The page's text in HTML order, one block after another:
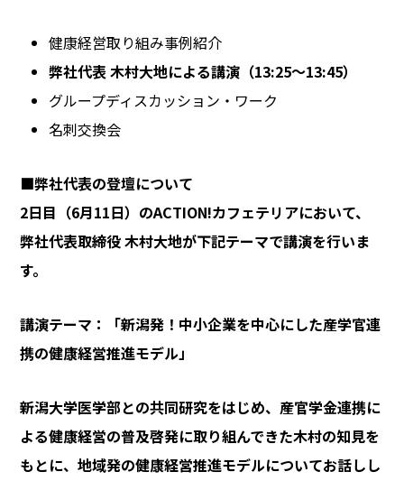
健康経営取り組み事例紹介
弊社代表 木村大地による講演（13:25〜13:45）
グループディスカッション・ワーク
名刺交換会
■弊社代表の登壇について
2日目（6月11日）のACTION!カフェテリアにおいて、
弊社代表取締役 木村大地が下記テーマで講演を行いま
す。
講演テーマ：
「新潟発！中小企業を中心にした産学官連
携の健康経営推進モデル」
新潟大学医学部との共同研究をはじめ、産官学金連携に
よる健康経営の普及啓発に取り組んできた木村の知見を
もとに、地域発の健康経営推進モデルについてお話しし